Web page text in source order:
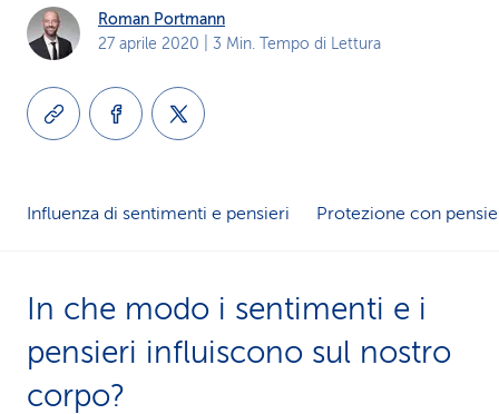
s
i
o
Roman Portmann
27 aprile 2020 | 3 Min. Tempo di Lettura
Influenza di sentimenti e pensieri Protezione con
In che modo i sentimenti e i
pensieri influiscono sul nostro
corpo?